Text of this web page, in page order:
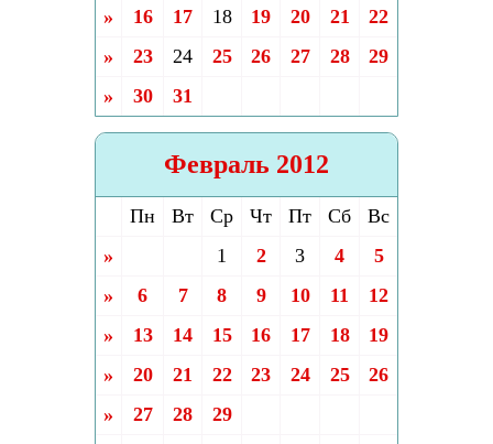
»
16 17 18 19 20 21
22
»
23 24 25 26 27 28
29
»
30 31
Февраль 2012
Пн Вт Ср Чт Пт Сб
Вс
»
1 2 3 4
5
»
6 7 8 9 10 11
12
»
13 14 15 16 17 18
19
»
20 21 22 23 24 25
26
»
27 28 29